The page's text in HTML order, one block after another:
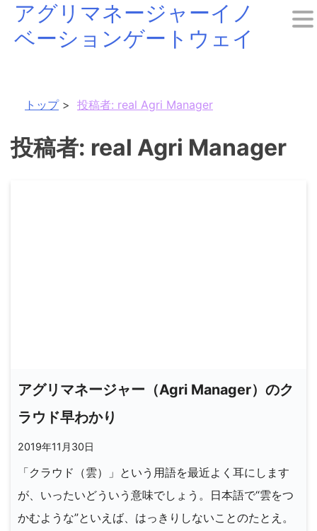
Skipアグリマネージャーイノ
ベーションゲートウェイ
トップ 投稿者: real Agri Manager
投稿者: real Agri Manager
アグリマネージャー（Agri Manager）のク
ラウド早わかり
2019年11月30日
「クラウド（雲）」という用語を最近よく耳にします
が、いったいどういう意味でしょう。日本語で“雲をつ
かむような”といえば、はっきりしないことのたとえ。